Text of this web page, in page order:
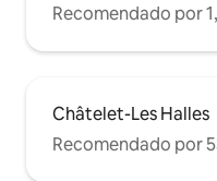
Recomendado por
Châtelet-Les Halles
Recomendado por